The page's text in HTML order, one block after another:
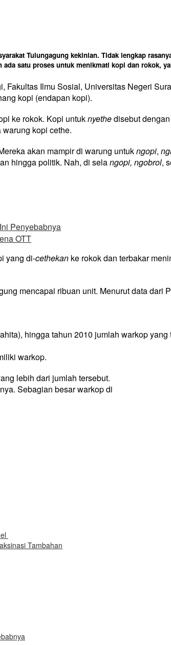
Tulungagung kekinian. Tidak lengkap
satu proses untuk menikmati kopi dan rokok,
Ilmu Sosial, Universitas Negeri
kopi (endapan kopi).
ke rokok. Kopi untuknyethedisebut
kopi cethe.
akan mampir di warung untukngopi,
hingga politik. Nah, di selangopi, ngobrol,
Penyebabnya
OTT
yang di-cethekan ke rokok dan terbakar
mencapai ribuan unit. Menurut data dari
hingga tahun 2010 jumlah warkop
warkop.
lebih dari jumlah tersebut.
Sebagian besar warkop di
Tambahan